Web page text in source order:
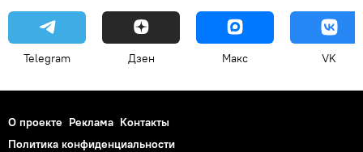
Telegram Дзен Макс VK
О проекте Реклама Контакты
Политика конфиденциальности